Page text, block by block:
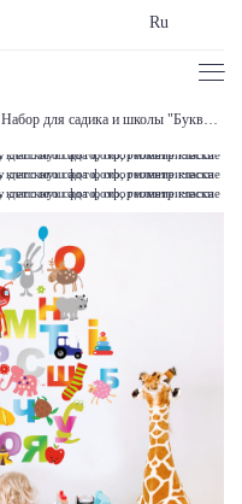
Ru
Набор для садика и школы "Буквы и цифры"